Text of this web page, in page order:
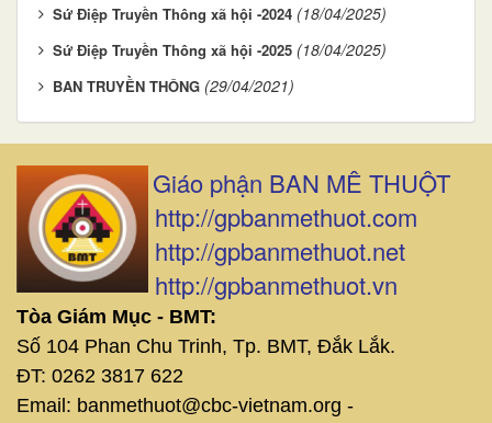
Sứ Điệp Truyền Thông xã hội -2024 (18/04/2025)
Sứ Điệp Truyền Thông xã hội -2025 (18/04/2025)
BAN TRUYỀN THÔNG (29/04/2021)
Giáo phận BAN MÊ THUỘT
http://gpbanmethuot.com
http://gpbanmethuot.net
http://gpbanmethuot.vn
Tòa Giám Mục - BMT:
Số 104 Phan Chu Trinh, Tp. BMT, Đắk Lắk.
ĐT: 0262 3817 622
Email: banmethuot@cbc-vietnam.org -